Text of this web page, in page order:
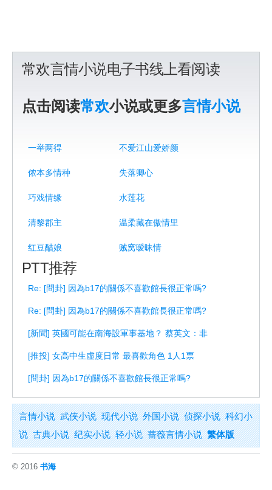
常欢言情小说电子书线上看阅读
点击阅读常欢小说或更多言情小说
一举两得 不爱江山爱娇颜
侬本多情种 失落卿心
巧戏情缘 水莲花
清黎郡主 温柔藏在傲情里
红豆醋娘 贼窝暧昧情
PTT推荐
Re: [問卦] 因為b17的關係不喜歡館長很正常嗎?
Re: [問卦] 因為b17的關係不喜歡館長很正常嗎?
[新聞] 英國可能在南海設軍事基地？ 蔡英文：非
[推投] 女高中生虛度日常 最喜歡角色 1人1票
[問卦] 因為b17的關係不喜歡館長很正常嗎?
言情小说 武侠小说 现代小说 外国小说 侦探小说 科幻小
说 古典小说 纪实小说 轻小说 蔷薇言情小说 繁体版
© 2016 书海